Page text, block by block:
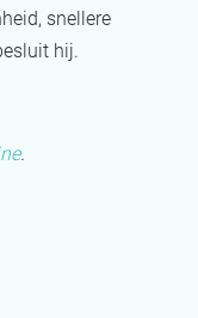
snellere
hij.
.